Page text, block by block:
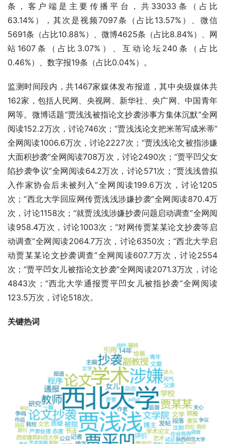
条，客户端是主要传播平台，共33033条（占比
63.14%），其次是视频7097条（占比13.57%）、微信
5691条（占比10.88%）、微博4625条（占比8.84%）、网
站1607条（占比3.07%）、互动论坛240条（占比
0.46%）、数字报19条（占比0.04%）。
监测时间段内，共1467家媒体发布报道，其中央级媒体共
162家，包括人民网、央视网、新华社、央广网、中国青年
网等。微博话题“贾浅浅被指论文抄袭涉事方集体沉默”全网
阅读152.2万次，讨论746次；“贾浅浅论文把米芾写成米蒂”
全网阅读1006.6万次，讨论2227次；“贾浅浅论文被指涉嫌
大面积抄袭”全网阅读708万次，讨论2490次；“贾平凹父女
陷抄袭争议”全网阅读64.2万次，讨论571次；“贾浅浅曾拟
入作家协会后未被列入”全网阅读199.6万次，讨论1205
次；“西北大学回应网传贾浅浅涉嫌抄袭”全网阅读870.4万
次，讨论1158次；“就贾浅浅涉嫌抄袭问题启动调查”全网阅
读958.4万次，讨论1003次；“对网传贾某某论文抄袭等启
动调查”全网阅读2064.7万次，讨论6350次；“西北大学启
动贾某某论文抄袭调查”全网阅读607.7万次，讨论2554
次；“贾平凹女儿被指论文抄袭”全网阅读2071.3万次，讨论
4843次；“西北大学通报贾平凹女儿被指抄袭”全网阅读
123.5万次，讨论518次。
关键热词